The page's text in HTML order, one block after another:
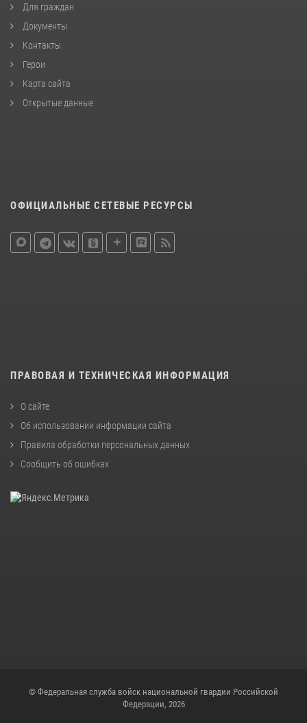
Для граждан
Документы
Контакты
Герои
Карта сайта
Открытые данные
ОФИЦИАЛЬНЫЕ СЕТЕВЫЕ РЕСУРСЫ
ПРАВОВАЯ И ТЕХНИЧЕСКАЯ ИНФОРМАЦИЯ
О сайте
Об использовании информации сайта
Правила обработки персональных данных
Сообщить об ошибках
© Федеральная служба войск национальной гвардии Российской
Федерации, 2026